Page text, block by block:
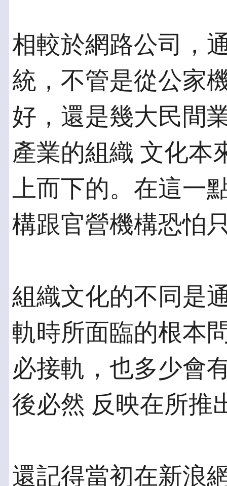
相較於網路公司，
統，不管是從公家
好，還是幾大民間
產業的組織 文化本
上而下的。在這一
構跟官營機構恐怕
組織文化的不同是
軌時所面臨的根本
必接軌，也多少會
後必然 反映在所推
還記得當初在新浪